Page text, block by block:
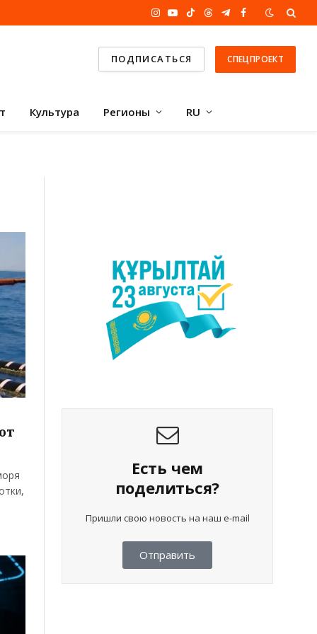
Instagram
YouTube
TikTokThreadsTelegram
Facebook
ПОДПИСАТЬСЯ СПЕЦПРОЕКТ
Культура Регионы RU
Есть чем
поделиться?
Пришли свою новость на наш e-mail
Отправить